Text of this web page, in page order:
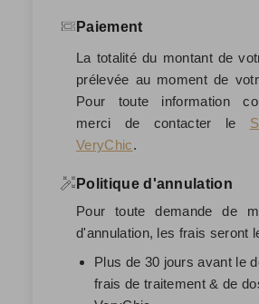
Paiement
La totalité du montant de
prélevée au moment de
Pour toute information
merci de contacter le
VeryChic.
Politique d'annulation
Pour toute demande de
d'annulation, les frais seront
Plus de 30 jours avant le
frais de traitement & de